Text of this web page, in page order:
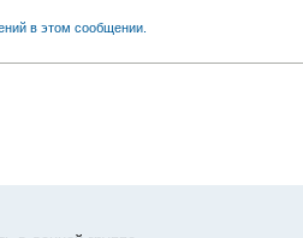
в этом сообщении.